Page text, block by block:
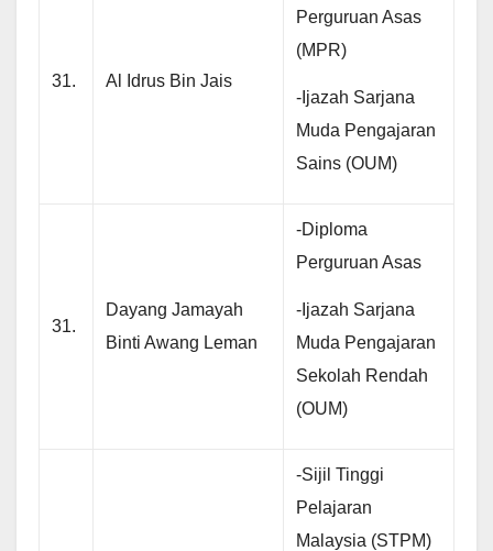
31. Al Idrus Bin Jais
Perguruan Asas
(MPR)
-Ijazah Sarjana
Muda Pengajaran
Sains (OUM)
31.
Dayang Jamayah
Binti Awang Leman
-Diploma
Perguruan Asas
-Ijazah Sarjana
Muda Pengajaran
Sekolah Rendah
(OUM)
-Sijil Tinggi
Pelajaran
Malaysia (STPM)